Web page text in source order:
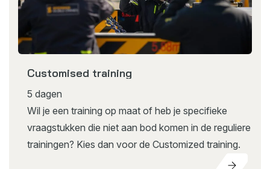
Customised training
5 dagen
Wil je een training op maat of heb je specifieke
vraagstukken die niet aan bod komen in de reguliere
trainingen? Kies dan voor de Customized training.